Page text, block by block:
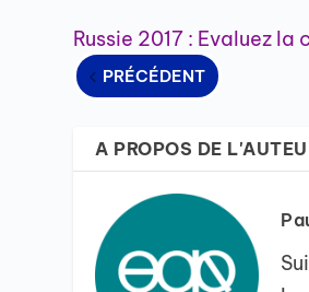
Russie 2017 : Evaluez la
PRÉCÉDENT
A PROPOS DE